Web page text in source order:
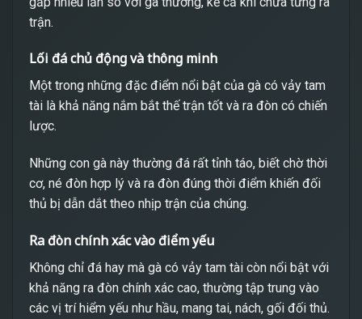
trận.
Lối đá chủ động và thông minh
Một trong những đặc điểm nổi bật của gà có vảy tam
tài là khả năng nắm bắt thế trận tốt và ra đòn có chiến
lược.
Những con gà này thường đá rất tỉnh táo, biết chờ thời
cơ, né đòn hợp lý và ra đòn đúng thời điểm khiến đối
thủ bị dẫn dắt theo nhịp trận của chúng.
Ra đòn chính xác vào điểm yếu
Không chỉ đá hay mà gà có vảy tam tài còn nổi bật với
khả năng ra đòn chính xác cao, thường tập trung vào
các vị trí hiểm yếu như hầu, mang tai, nách, gối đối thủ.